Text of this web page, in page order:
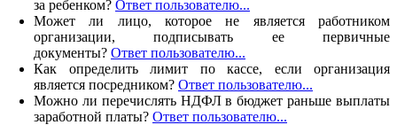
за ребенком? Ответ пользователю...
Может ли лицо, которое не является работником
организации, подписывать ее первичные
документы? Ответ пользователю...
Как определить лимит по кассе, если организация
является посредником? Ответ пользователю...
Можно ли перечислять НДФЛ в бюджет раньше выплаты
заработной платы? Ответ пользователю...